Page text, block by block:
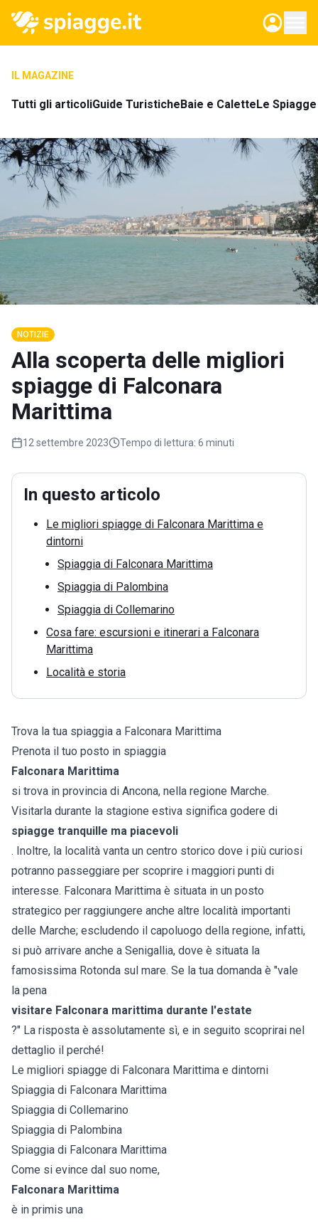
IL MAGAZINE
Tutti gli articoliGuide TuristicheBaie e CaletteLe
NOTIZIE
Alla scoperta delle migliori
spiagge di Falconara
Marittima
12 settembre 2023 Tempo di lettura: 6 minuti
In questo articolo
Le migliori spiagge di Falconara Marittima e
dintorni
Spiaggia di Falconara Marittima
Spiaggia di Palombina
Spiaggia di Collemarino
Cosa fare: escursioni e itinerari a Falconara
Marittima
Località e storia
Trova la tua spiaggia a Falconara Marittima
Prenota il tuo posto in spiaggia
Falconara Marittima
si trova in provincia di Ancona, nella regione Marche.
Visitarla durante la stagione estiva significa godere di
spiagge tranquille ma piacevoli
. Inoltre, la località vanta un centro storico dove i più curiosi
potranno passeggiare per scoprire i maggiori punti di
interesse. Falconara Marittima è situata in un posto
strategico per raggiungere anche altre località importanti
delle Marche; escludendo il capoluogo della regione, infatti,
si può arrivare anche a Senigallia, dove è situata la
famosissima Rotonda sul mare. Se la tua domanda è "vale
la pena
visitare Falconara marittima durante l'estate
?" La risposta è assolutamente sì, e in seguito scoprirai nel
dettaglio il perché!
Le migliori spiagge di Falconara Marittima e dintorni
Spiaggia di Falconara Marittima
Spiaggia di Collemarino
Spiaggia di Palombina
Spiaggia di Falconara Marittima
Come si evince dal suo nome,
Falconara Marittima
è in primis una